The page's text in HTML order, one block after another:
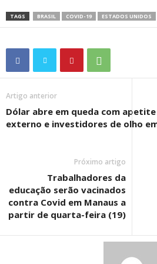
TAGS BRASIL COVID-19 ESTADOS UNIDOS
Artigo anterior
Dólar abre em queda com apetite
externo e investidores de olho
Próximo artigo
Trabalhadores da
educação serão vacinados
contra Covid em Manaus a
partir de quarta-feira (19)